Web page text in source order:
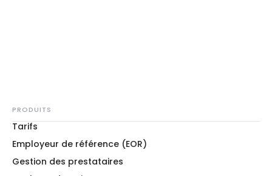
PRODUITS
Tarifs
Employeur de référence (EOR)
Gestion des prestataires